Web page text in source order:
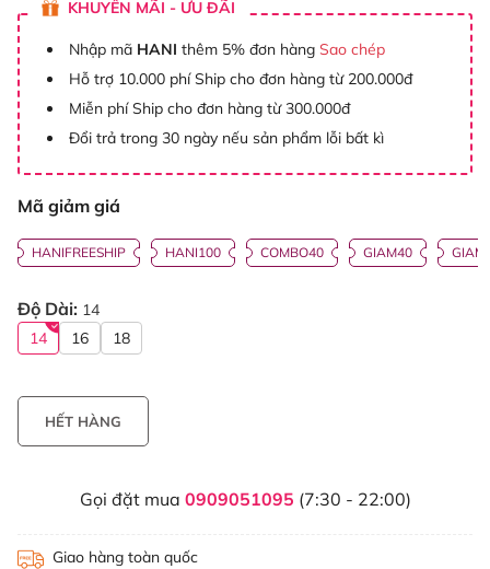
KHUYẾN MÃI - ƯU ĐÃI
Nhập mã HANI thêm 5% đơn hàng Sao chép
Hỗ trợ 10.000 phí Ship cho đơn hàng từ 200.000đ
Miễn phí Ship cho đơn hàng từ 300.000đ
Đổi trả trong 30 ngày nếu sản phẩm lỗi bất kì
Mã giảm giá
HANIFREESHIP HANI100 COMBO40 GIAM40
Độ Dài: 14
14
16 18
HẾT HÀNG
Gọi đặt mua 0909051095 (7:30 - 22:00)
Giao hàng toàn quốc